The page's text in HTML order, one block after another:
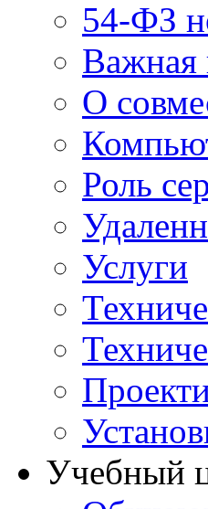
54-ФЗ
Важная
О
Роль
Услуги
Учебный